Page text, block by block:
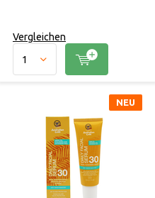
Vergleichen
NEU